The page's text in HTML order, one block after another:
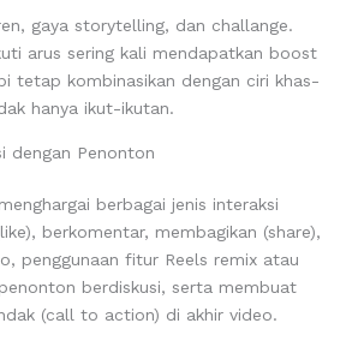
gaya storytelling, dan challange.
arus sering kali mendapatkan boost
tetap kombinasikan dengan ciri khas-
hanya ikut-ikutan.
dengan Penonton
berbagai jenis interaksi
berkomentar, membagikan (share),
penggunaan fitur Reels remix atau
berdiskusi, serta membuat
(call to action) di akhir video.